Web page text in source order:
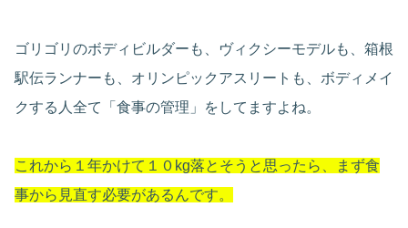
ゴリゴリのボディビルダーも、ヴィクシーモデルも、箱根
駅伝ランナーも、オリンピックアスリートも、ボディメイ
クする人全て「食事の管理」をしてますよね。
これから１年かけて１０kg落とそうと思ったら、まず食
事から見直す必要があるんです。